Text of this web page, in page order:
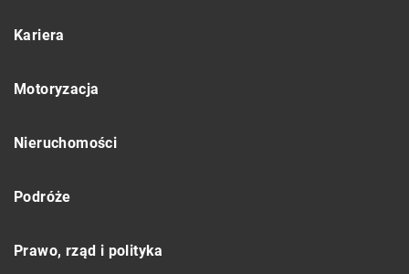
Kariera
Motoryzacja
Nieruchomości
Podróże
Prawo, rząd i polityka